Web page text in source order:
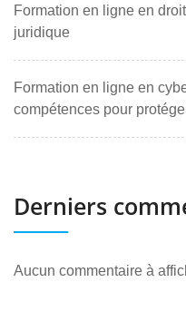
Formation en ligne en
juridique
Formation en ligne en
compétences pour
Derniers
Aucun commentaire à